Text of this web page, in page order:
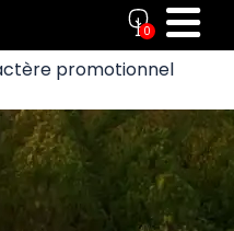
0
promotionnel